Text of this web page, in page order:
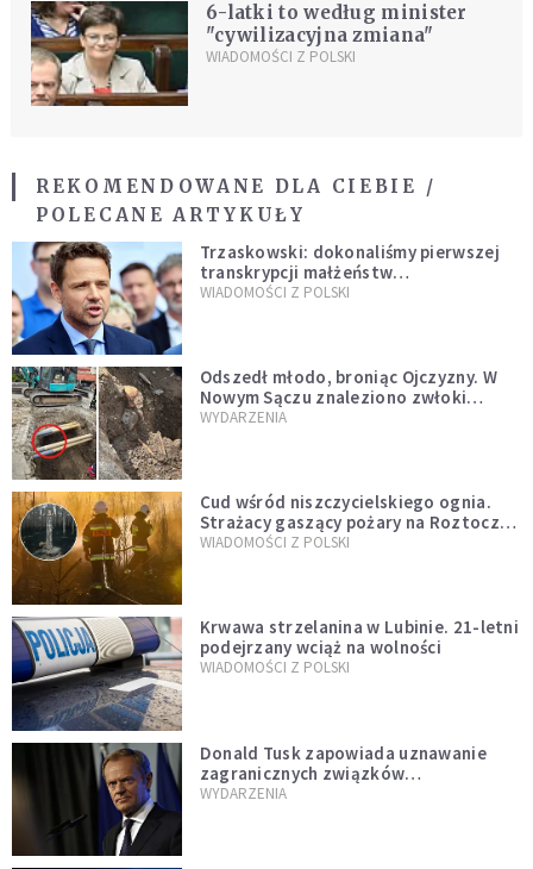
6-latki to według minister
"cywilizacyjna zmiana"
WIADOMOŚCI Z POLSKI
REKOMENDOWANE DLA CIEBIE /
POLECANE ARTYKUŁY
Trzaskowski: dokonaliśmy pierwszej
transkrypcji małżeństw
jednopłciowych. “Tak jak
WIADOMOŚCI Z POLSKI
Odszedł młodo, broniąc Ojczyzny. W
Nowym Sączu znaleziono zwłoki
mężczyzny z czasów potopu
WYDARZENIA
Cud wśród niszczycielskiego ognia.
Strażacy gaszący pożary na Roztoczu
opublikowali niezwykłe zdjęcie
WIADOMOŚCI Z POLSKI
Krwawa strzelanina w Lubinie. 21-letni
podejrzany wciąż na wolności
WIADOMOŚCI Z POLSKI
Donald Tusk zapowiada uznawanie
zagranicznych związków
jednopłciowych. "Państwo oblało ten
WYDARZENIA